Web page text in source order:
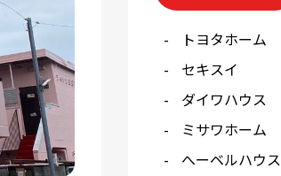
トヨタホーム
セキスイ
ダイワハウス
ミサワホーム
へーベルハウス